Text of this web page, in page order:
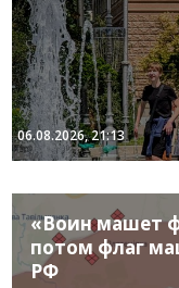
06.08.2026, 21:13
«Воин машет
потом флаг
РФ